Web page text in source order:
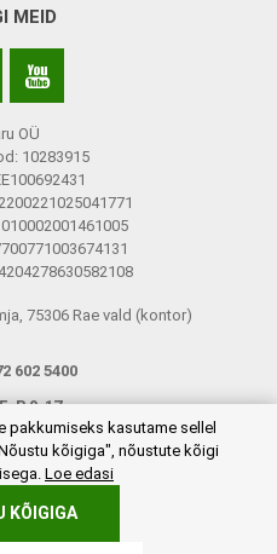
MEID
OÜ
10283915
75306 Rae vald (kontor)
602 5400
9-17
pakkumiseks kasutame sellel
kõigiga", nõustute kõigi
Loe edasi
KÕIGIGA